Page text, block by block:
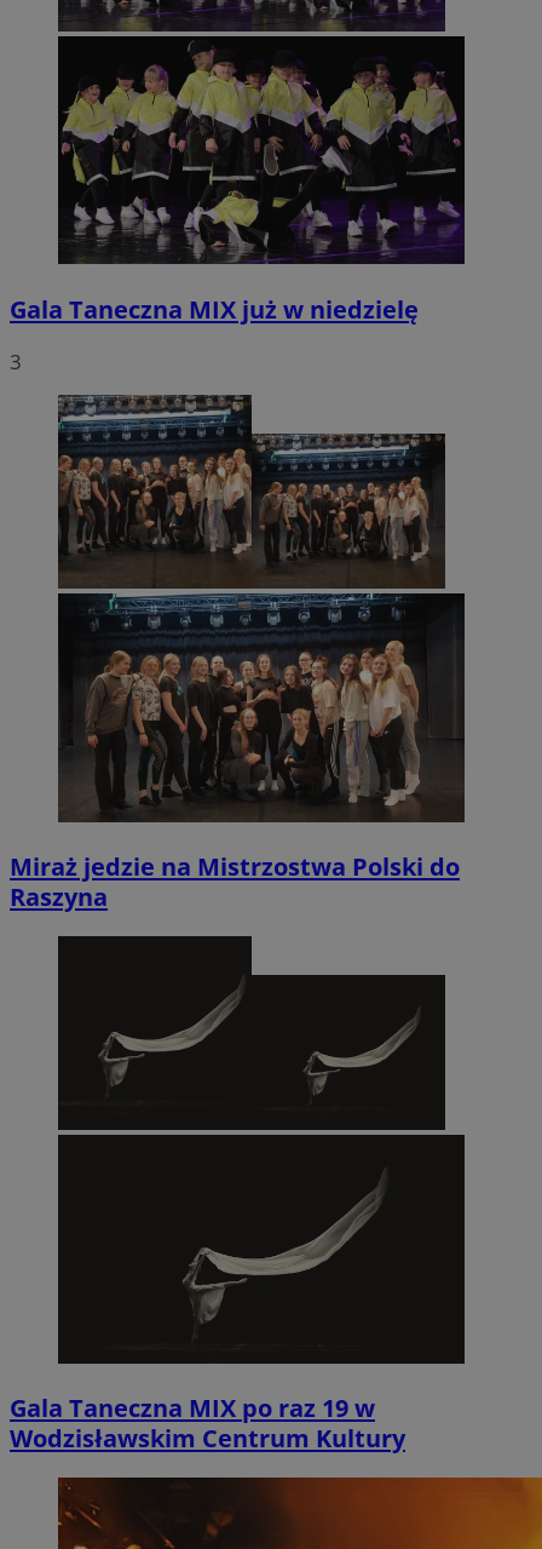
Gala Taneczna MIX już w niedzielę
3
Miraż jedzie na Mistrzostwa Polski do
Raszyna
Gala Taneczna MIX po raz 19 w
Wodzisławskim Centrum Kultury